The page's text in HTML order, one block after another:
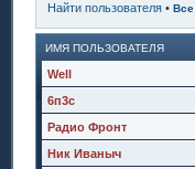
Найти пользователя • Все
ИМЯ ПОЛЬЗОВАТЕЛЯ
Well
6п3с
Радио Фронт
Ник Иваныч